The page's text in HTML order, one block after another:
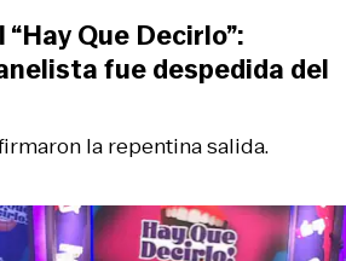
la repentina salida.
Que Decirlo”:
fue despedida del